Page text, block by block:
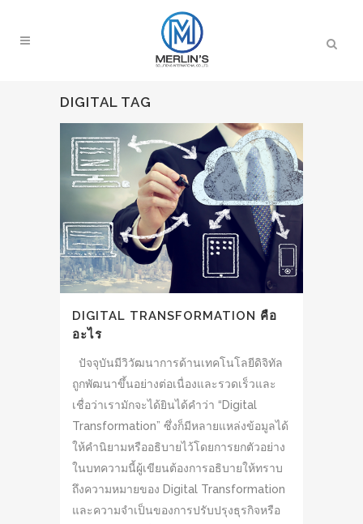
DIGITAL TAG
DIGITAL TRANSFORMATION คือ
อะไร
ปัจจุบันมีวิวัฒนาการด้านเทคโนโลยีดิจิทัล
ถูกพัฒนาขึ้นอย่างต่อเนื่องและรวดเร็วและ
เชื่อว่าเรามักจะได้ยินได้คำว่า “Digital
Transformation” ซึ่งก็มีหลายแหล่งข้อมูลได้
ให้คำนิยามหรืออธิบายไว้โดยการยกตัวอย่าง
ในบทความนี้ผู้เขียนต้องการอธิบายให้ทราบ
ถึงความหมายของ Digital Transformation
และความจำเป็นของการปรับปรุงธุรกิจหรือ